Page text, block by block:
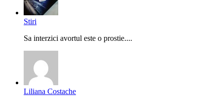
Stiri
Sa interzici avortul este o prostie....
Liliana Costache